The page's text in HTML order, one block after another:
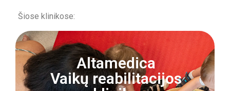
Šiose klinikose:
Altamedica
Vaikų reabilitacijos